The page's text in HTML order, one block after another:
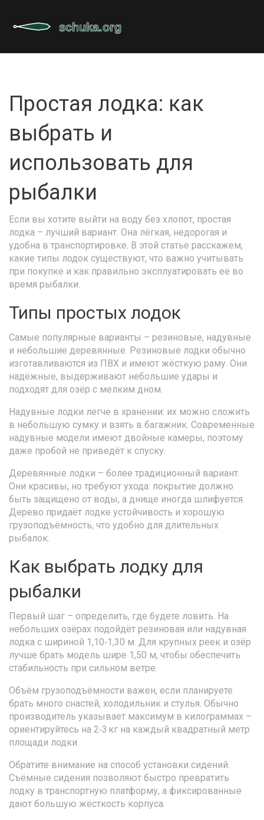
Простая лодка: как
выбрать и
использовать для
рыбалки
Если вы хотите выйти на воду без хлопот, простая
лодка – лучший вариант. Она лёгкая, недорогая и
удобна в транспортировке. В этой статье расскажем,
какие типы лодок существуют, что важно учитывать
при покупке и как правильно эксплуатировать её во
время рыбалки.
Типы простых лодок
Самые популярные варианты – резиновые, надувные
и небольшие деревянные. Резиновые лодки обычно
изготавливаются из ПВХ и имеют жёсткую раму. Они
надёжные, выдерживают небольшие удары и
подходят для озёр с мелким дном.
Надувные лодки легче в хранении: их можно сложить
в небольшую сумку и взять в багажник. Современные
надувные модели имеют двойные камеры, поэтому
даже пробой не приведёт к спуску.
Деревянные лодки – более традиционный вариант.
Они красивы, но требуют ухода: покрытие должно
быть защищено от воды, а днище иногда шлифуется.
Дерево придаёт лодке устойчивость и хорошую
грузоподъёмность, что удобно для длительных
рыбалок.
Как выбрать лодку для
рыбалки
Первый шаг – определить, где будете ловить. На
небольших озёрах подойдёт резиновая или надувная
лодка с шириной 1,10‑1,30 м. Для крупных реек и озёр
лучше брать модель шире 1,50 м, чтобы обеспечить
стабильность при сильном ветре.
Объём грузоподъёмности важен, если планируете
брать много снастей, холодильник и стулья. Обычно
производитель указывает максимум в килограммах –
ориентируйтесь на 2‑3 кг на каждый квадратный метр
площади лодки.
Обратите внимание на способ установки сидений.
Съёмные сидения позволяют быстро превратить
лодку в транспортную платформу, а фиксированные
дают большую жёсткость корпуса.